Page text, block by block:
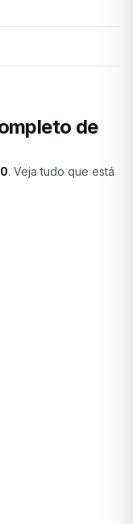
de
. Veja tudo que está